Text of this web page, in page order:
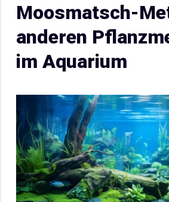
Moosmatsch-
anderen
im Aquarium